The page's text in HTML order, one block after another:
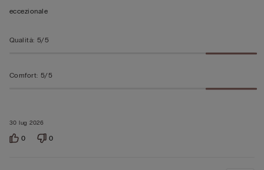
su
30 lug 2026
eccezionale
Qualità: 5/5
Comfort: 5/5
0 0